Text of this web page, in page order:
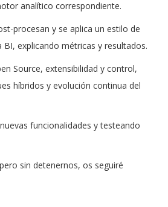
analítico correspondiente.
procesan y se aplica un estilo de
explicando métricas y resultados.
Source, extensibilidad y control,
híbridos y evolución continua del
funcionalidades y testeando
sin detenernos, os seguiré